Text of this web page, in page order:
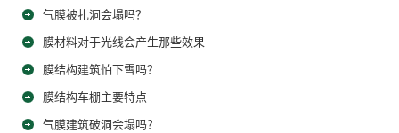
气膜被扎洞会塌吗？
膜材料对于光线会产生那些效果
膜结构建筑怕下雪吗？
膜结构车棚主要特点
气膜建筑破洞会塌吗？